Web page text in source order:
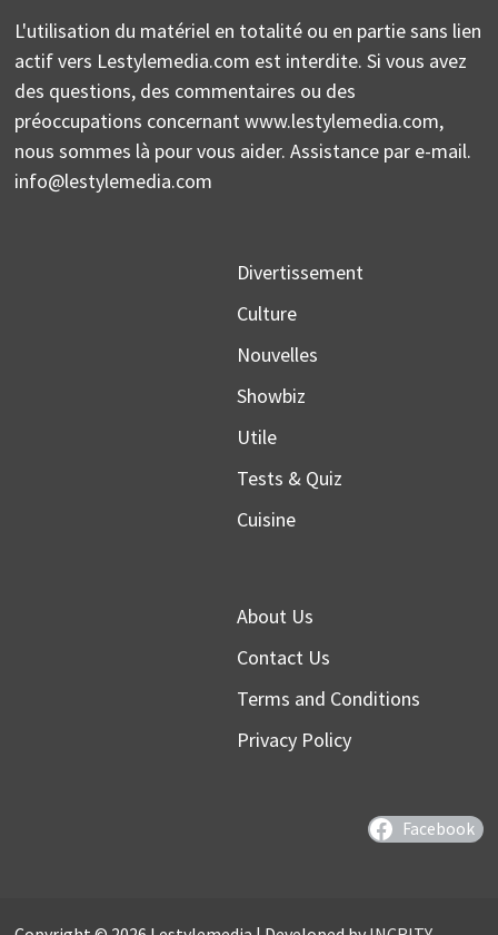
L'utilisation du matériel en totalité ou en partie sans lien
actif vers Lestylemedia.com est interdite. Si vous avez
des questions, des commentaires ou des
préoccupations concernant www.lestylemedia.com,
nous sommes là pour vous aider. Assistance par e-mail.
info@lestylemedia.com
Divertissement
Culture
Nouvelles
Showbiz
Utile
Tests & Quiz
Cuisine
About Us
Contact Us
Terms and Conditions
Privacy Policy
Facebook